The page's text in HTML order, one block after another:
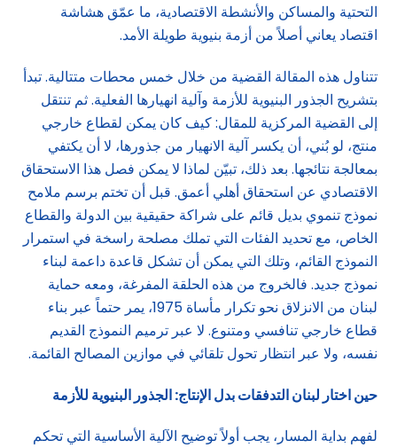
التحتية والمساكن والأنشطة الاقتصادية، ما عمّق هشاشة
اقتصاد يعاني أصلاً من أزمة بنيوية طويلة الأمد.
تتناول هذه المقالة القضية من خلال خمس محطات متتالية. تبدأ
بتشريح الجذور البنيوية للأزمة وآلية انهيارها الفعلية. ثم تنتقل
إلى القضية المركزية للمقال: كيف كان يمكن لقطاع خارجي
منتج، لو بُني، أن يكسر آلية الانهيار من جذورها، لا أن يكتفي
بمعالجة نتائجها. بعد ذلك، تبيّن لماذا لا يمكن فصل هذا الاستحقاق
الاقتصادي عن استحقاق أهلي أعمق. قبل أن تختم برسم ملامح
نموذج تنموي بديل قائم على شراكة حقيقية بين الدولة والقطاع
الخاص، مع تحديد الفئات التي تملك مصلحة راسخة في استمرار
النموذج القائم، وتلك التي يمكن أن تشكل قاعدة داعمة لبناء
نموذج جديد. فالخروج من هذه الحلقة المفرغة، ومعه حماية
لبنان من الانزلاق نحو تكرار مأساة 1975، يمر حتماً عبر بناء
قطاع خارجي تنافسي ومتنوع. لا عبر ترميم النموذج القديم
نفسه، ولا عبر انتظار تحول تلقائي في موازين المصالح القائمة.
حين اختار لبنان التدفقات بدل الإنتاج: الجذور البنيوية للأزمة
لفهم بداية المسار، يجب أولاً توضيح الآلية الأساسية التي تحكم